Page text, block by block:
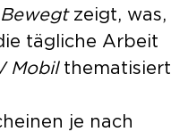
zeigt, was,
tägliche Arbeit
Mobilthematisiert
je nach